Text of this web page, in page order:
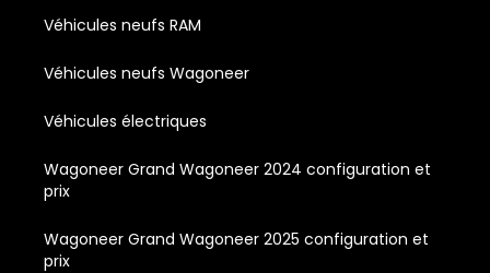
Véhicules neufs RAM
Véhicules neufs Wagoneer
Véhicules électriques
Wagoneer Grand Wagoneer 2024 configuration et
prix
Wagoneer Grand Wagoneer 2025 configuration et
prix